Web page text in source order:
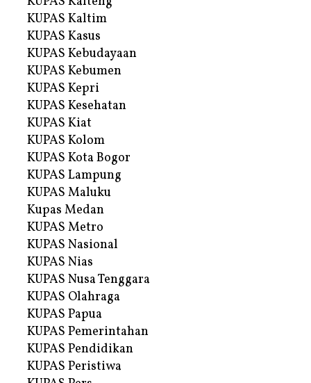
KUPAS Kaltim
KUPAS Kasus
KUPAS Kebudayaan
KUPAS Kebumen
KUPAS Kepri
KUPAS Kesehatan
KUPAS Kiat
KUPAS Kolom
KUPAS Kota Bogor
KUPAS Lampung
KUPAS Maluku
Kupas Medan
KUPAS Metro
KUPAS Nasional
KUPAS Nias
KUPAS Nusa Tenggara
KUPAS Olahraga
KUPAS Papua
KUPAS Pemerintahan
KUPAS Pendidikan
KUPAS Peristiwa